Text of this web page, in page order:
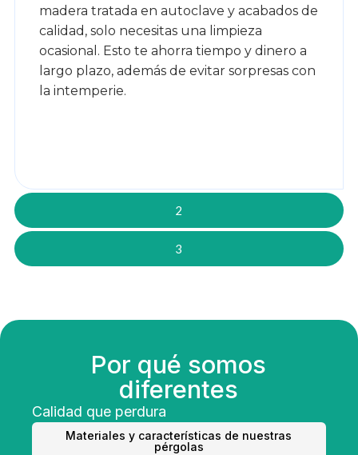
2
3
madera tratada en autoclave y acabados de
calidad, solo necesitas una limpieza
ocasional. Esto te ahorra tiempo y dinero a
largo plazo, además de evitar sorpresas con
la intemperie.
Por qué somos
diferentes
Calidad que perdura
Materiales y características de nuestras
pérgolas